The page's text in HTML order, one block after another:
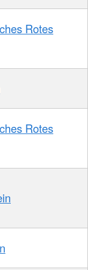
Rotes
Rotes